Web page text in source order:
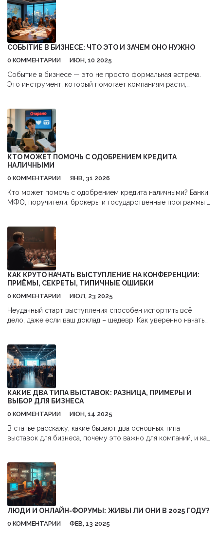
СОБЫТИЕ В БИЗНЕСЕ: ЧТО ЭТО И ЗАЧЕМ ОНО НУЖНО
0 КОММЕНТАРИИ ИЮН, 10 2025
Событие в бизнесе — это не просто формальная встреча.
Это инструмент, который помогает компаниям расти,
событием, какие задачи можно решить с помощью таких
мероприятий и почему они важны даже для небольших
команд. Расскажем о видах событий, ошибках при
организации и поделимся практическими советами. Не
обойдем и неожиданные примеры, которые работают лучше
классики.
КТО МОЖЕТ ПОМОЧЬ С ОДОБРЕНИЕМ КРЕДИТА
НАЛИЧНЫМИ
0 КОММЕНТАРИИ ЯНВ, 31 2026
Кто может помочь с одобрением кредита наличными? Банки,
МФО, поручители, брокеры и государственные программы -
КАК КРУТО НАЧАТЬ ВЫСТУПЛЕНИЕ НА КОНФЕРЕНЦИИ:
ПРИЁМЫ, СЕКРЕТЫ, ТИПИЧНЫЕ ОШИБКИ
0 КОММЕНТАРИИ ИЮЛ, 23 2025
Неудачный старт выступления способен испортить всё
дело, даже если ваш доклад – шедевр. Как уверенно начать
КАКИЕ ДВА ТИПА ВЫСТАВОК: РАЗНИЦА, ПРИМЕРЫ И
ВЫБОР ДЛЯ БИЗНЕСА
0 КОММЕНТАРИИ ИЮН, 14 2025
В статье расскажу, какие бывают два основных типа
выставок для бизнеса, почему это важно для компаний, и как
эффективному участию. Материал поможет избежать
типичных ошибок при планировании визитов и участия в
выставках. Объясню, для каких целей подходит каждый
вариант, и как сделать максимум из участия. Всё — простым
и понятным языком.
ЛЮДИ И ОНЛАЙН-ФОРУМЫ: ЖИВЫ ЛИ ОНИ В 2025 ГОДУ?
0 КОММЕНТАРИИ ФЕВ, 13 2025